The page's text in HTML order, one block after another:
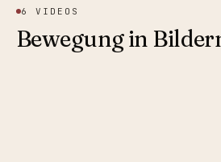
6 VIDEOS
Bewegung in